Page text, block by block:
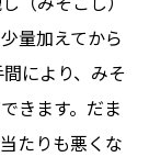
量加えてから
により、みそ
きます。だま
たりも悪くな